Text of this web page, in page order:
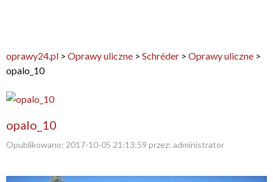
oprawy24.pl > Oprawy uliczne > Schréder > Oprawy uliczne >
opalo_10
opalo_10
Opublikowano: 2017-10-05 21:13:59 przez: administrator